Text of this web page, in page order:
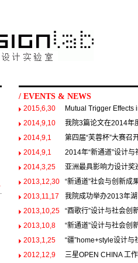
/ EVENTS & NEWS
2015,6,30
Mutual Trigger Effects
2014,9,10
我院3篇论文在2014年
2014,9,1
第四届“芙蓉杯”大赛召
2014,9,1
2014年“新通道”设计
2014,3,25
亚洲最具影响力设计
2013,12,30
“新通道”社会与创新成
2013,11,17
我院成功举办2013年
2013,10,25
“酉歌行”设计与社会创
2013,10,8
“新通道”设计与社会创
2013,1,25
“疆”home+style设计
2012,12,9
三星OPEN CHINA 工